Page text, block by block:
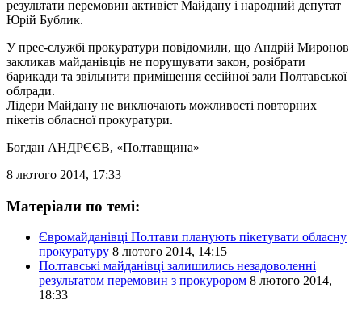
результати перемовин активіст Майдану і народний депутат
Юрій Бублик.
У прес-службі прокуратури повідомили, що Андрій Миронов
закликав майданівців не порушувати закон, розібрати
барикади та звільнити приміщення сесійної зали Полтавської
облради.
Лідери Майдану не виключають можливості повторних
пікетів обласної прокуратури.
Богдан АНДРЄЄВ, «Полтавщина»
8 лютого 2014, 17:33
Матеріали по темі:
Євромайданівці Полтави планують пікетувати обласну
прокуратуру 8 лютого 2014, 14:15
Полтавські майданівці залишились незадоволенні
результатом перемовин з прокурором 8 лютого 2014,
18:33